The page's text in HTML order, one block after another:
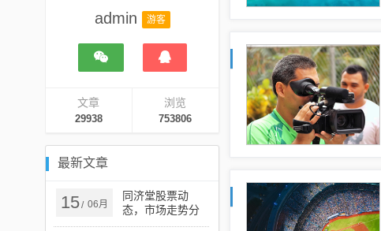
admin 游客
文章
29938
浏览
753806
最新文章
15/ 06月
同济堂股票动
态，市场走势分
析与展望